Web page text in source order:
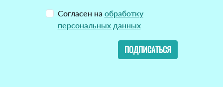
Согласен на обработку
персональных данных
ПОДПИСАТЬСЯ